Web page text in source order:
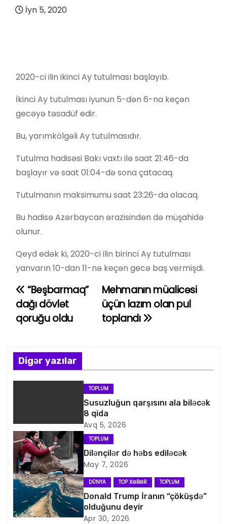
İyn 5, 2020
2020-ci ilin ikinci Ay tutulması başlayıb.
İkinci Ay tutulması iyunun 5-dən 6-na keçən
gecəyə təsadüf edir.
Bu, yarımkölgəli Ay tutulmasıdır.
Tutulma hadisəsi Bakı vaxtı ilə saat 21:46-da
başlayır və saat 01:04-də sona çatacaq.
Tutulmanın maksimumu saat 23:26-da olacaq.
Bu hadisə Azərbaycan ərazisindən də müşahidə
olunur.
Qeyd edək ki, 2020-ci ilin birinci Ay tutulması
yanvarın 10-dan 11-nə keçən gecə baş vermişdi.
Y
a
ı
n
v
i
q
a
s
Mehmanın müalicəsi
üçün lazım olan pul
toplandı
“Beşbarmaq”
dağı dövlət
qoruğu oldu
Digər yazılar
TOPLUM
Susuzluğun qarşısını ala biləcək
8 qida
Avq 5, 2026
TOPLUM
Dilənçilər də həbs ediləcək
May 7, 2026
DÜNYA TOP XƏBƏR TOPLUM
Donald Trump İranın “çöküşdə”
olduğunu deyir
Apr 30, 2026